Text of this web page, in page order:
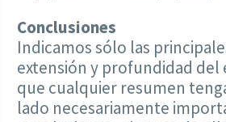
Conclusiones
Indicamos sólo las
extensión y profundidad del
que cualquier resumen
lado necesariamente